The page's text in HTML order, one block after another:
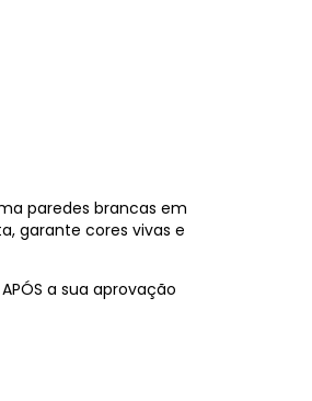
paredes brancas em
garante cores vivas e
a sua aprovação